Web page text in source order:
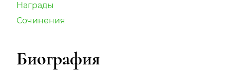
Награды
Сочинения
Биография